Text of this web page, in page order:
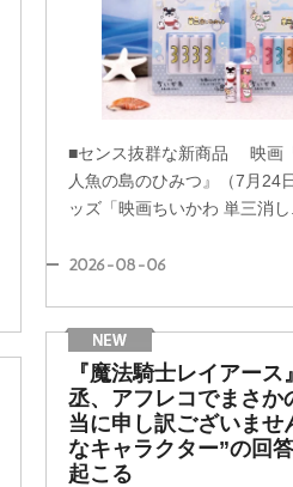
■センス抜群な新商品 映画
人魚の島のひみつ』（7月24
ッズ「映画ちいかわ 単三消し
2026-08-06
『魔法騎士レイアース
丞、アフレコでまさか
当に申し訳ございませ
なキャラクター”の回
起こる